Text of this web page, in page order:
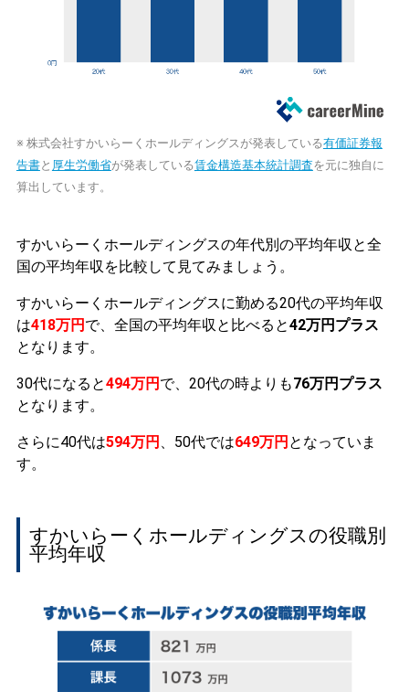
※ 株式会社すかいらーくホールディングスが発表している有価証券報
告書と 厚生労働省が発表している賃金構造基本統計調査を元に独自に
算出しています。
すかいらーくホールディングスの年代別の平均年収と全
国の平均年収を比較して見てみましょう。
すかいらーくホールディングスに勤める20代の平均年収
は418万円 で、全国の平均年収と比べると42万円プラス
となります。
30代になると494万円 で、20代の時よりも76万円プラス
となります。
さらに40代は594万円 、50代では649万円 となっていま
す。
すかいらーくホールディングスの役職別
平均年収